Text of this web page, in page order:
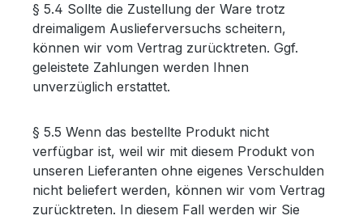
§ 5.4 Sollte die Zustellung der Ware trotz
dreimaligem Auslieferversuchs scheitern,
können wir vom Vertrag zurücktreten. Ggf.
geleistete Zahlungen werden Ihnen
unverzüglich erstattet.
§ 5.5 Wenn das bestellte Produkt nicht
verfügbar ist, weil wir mit diesem Produkt von
unseren Lieferanten ohne eigenes Verschulden
nicht beliefert werden, können wir vom Vertrag
zurücktreten. In diesem Fall werden wir Sie